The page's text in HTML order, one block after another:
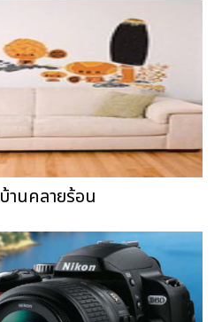
านคลายร้อน